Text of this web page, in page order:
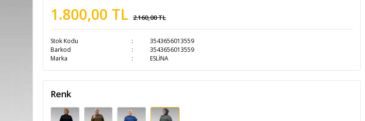
1.800,00 TL 2.160,00 TL
Stok Kodu
3543656013559
Barkod
3543656013559
Marka
ESLİNA
Renk